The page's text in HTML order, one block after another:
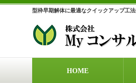
型枠早期解体に最適なクイックアップ工
HOME